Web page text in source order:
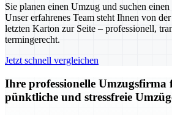
Sie planen einen Umzug und suchen
Unser erfahrenes Team steht Ihnen von
letzten Karton zur Seite – professionell,
termingerecht.
Jetzt schnell vergleichen
Ihre professionelle Umzugsfirma
pünktliche und stressfreie